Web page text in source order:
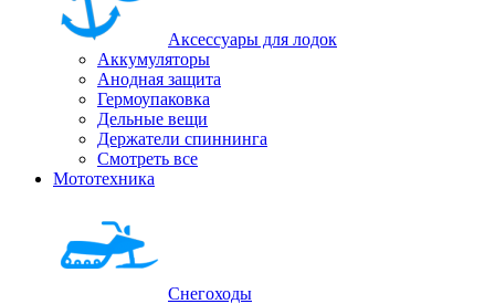
Аксессуары для лодок
Аккумуляторы
Анодная защита
Гермоупаковка
Дельные вещи
Держатели спиннинга
Смотреть все
Мототехника
Снегоходы